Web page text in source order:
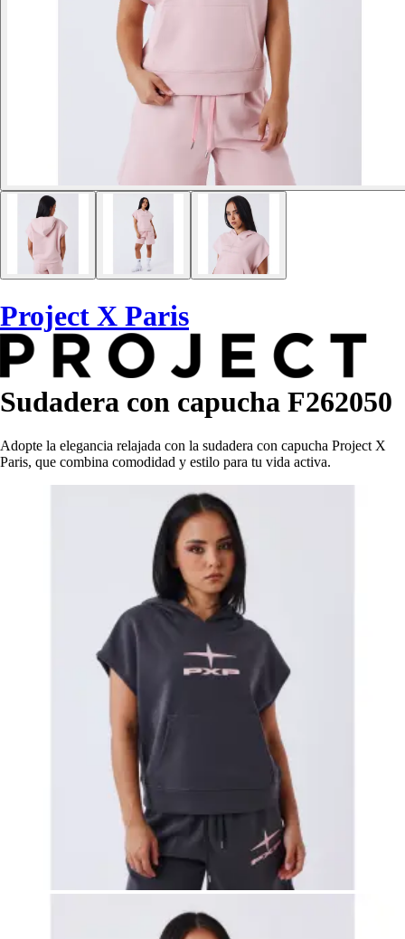
Project X Paris
Sudadera con capucha F262050
Adopte la elegancia relajada con la sudadera con capucha Project X
Paris, que combina comodidad y estilo para tu vida activa.